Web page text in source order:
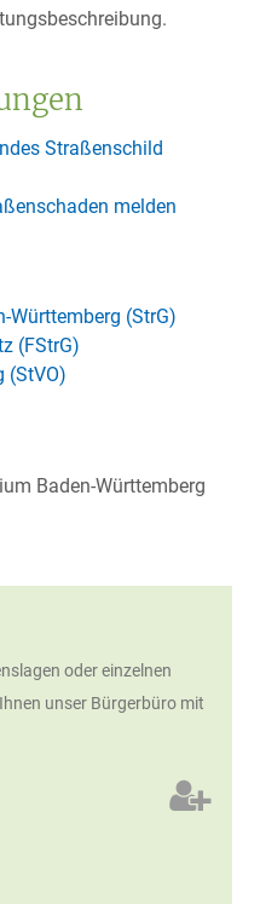
oder einzelnen
unser Bürgerbüro mit
Württemberg (StrG)
(FStrG)
(StVO)
Straßenschild
melden
Baden-Württemberg